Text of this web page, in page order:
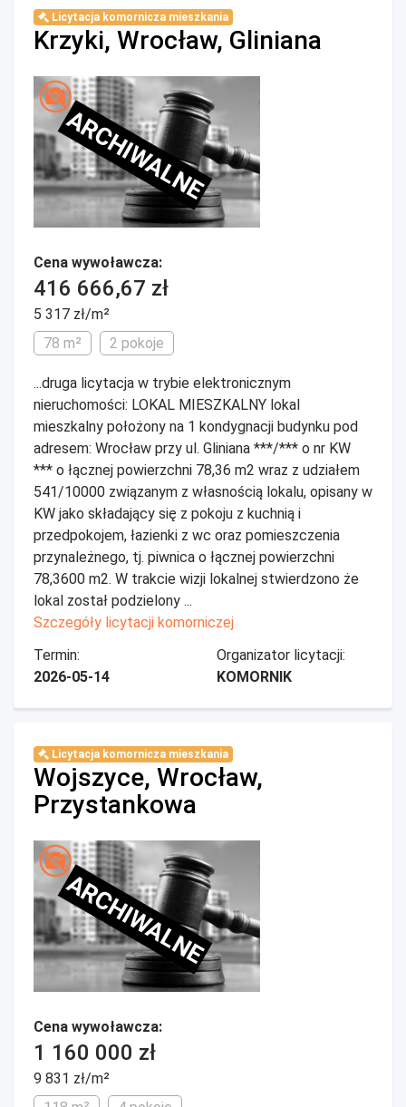
Licytacja komornicza mieszkania
Krzyki, Wrocław, Gliniana
ARCHIWALNE
Cena wywoławcza:
416 666,67 zł
5 317 zł/m²
78 m²
2 pokoje
...druga licytacja w trybie elektronicznym
nieruchomości: LOKAL MIESZKALNY lokal
mieszkalny położony na 1 kondygnacji budynku pod
adresem: Wrocław przy ul. Gliniana ***/*** o nr KW
*** o łącznej powierzchni 78,36 m2 wraz z udziałem
541/10000 związanym z własnością lokalu, opisany w
KW jako składający się z pokoju z kuchnią i
przedpokojem, łazienki z wc oraz pomieszczenia
przynależnego, tj. piwnica o łącznej powierzchni
78,3600 m2. W trakcie wizji lokalnej stwierdzono że
lokal został podzielony ...
Szczegóły licytacji komorniczej
Termin:
2026-05-14
Organizator licytacji:
KOMORNIK
Licytacja komornicza mieszkania
Wojszyce, Wrocław,
Przystankowa
ARCHIWALNE
Cena wywoławcza:
1 160 000 zł
9 831 zł/m²